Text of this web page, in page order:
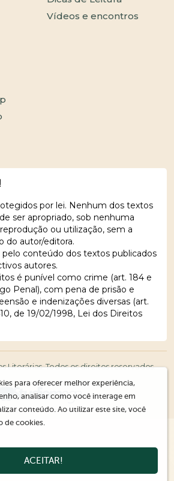
Vídeos e encontros
por lei. Nenhum dos textos
ser apropriado, sob nenhuma
ou utilização, sem a
do autor/editora.
pelo conteúdo dos textos publicados
autores.
é punível como crime (art. 184 e
Penal), com pena de prisão e
e indenizações diversas (art.
de 19/02/1998, Lei dos Direitos
Literárias. Todos os direitos reservados.
para oferecer melhor experiência,
analisar como você interage em
conteúdo. Ao utilizar este site, você
de cookies.
ACEITAR!